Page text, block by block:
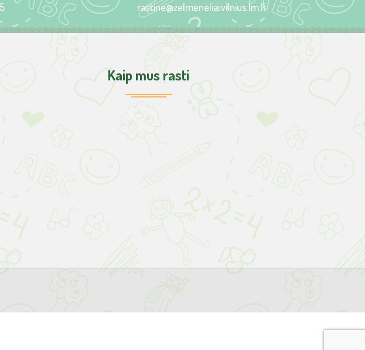
rastine@zelmeneliai.vilnius.lm.lt
Kaip mus rasti